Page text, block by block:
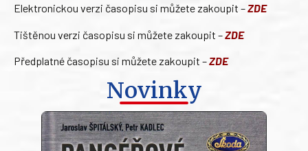
Elektronickou verzi časopisu si můžete zakoupit –ZDE
Tištěnou verzi časopisu si můžete zakoupit –ZDE
Předplatné časopisu si můžete zakoupit –ZDE
Novinky